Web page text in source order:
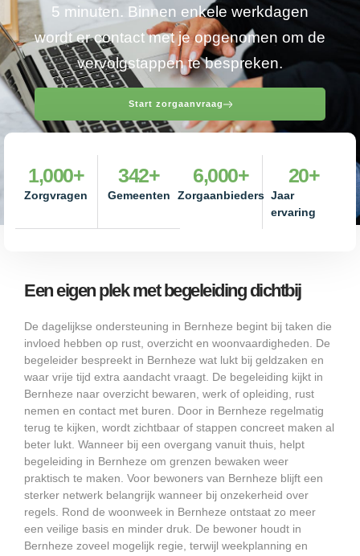
5 minuten. Binnen enkele werkdagen
wordt er contact met je opgenomen om de
vervolgstappen te bespreken.
Start zorgaanvraag
Zorgvragen
1,000+
Gemeenten
342+
Zorgaanbieders
6,000+
Jaar
ervaring
20+
Een eigen plek met begeleiding dichtbij
De dagelijkse ondersteuning in Bernheze begint bij taken die
invloed hebben op rust, overzicht en woonvaardigheden. De
begeleider bespreekt in Bernheze wat lukt bij geldzaken en
waar vrije tijd extra aandacht vraagt. De begeleiding kijkt in
Bernheze naar overzicht bewaren, werk of opleiding, rust
nemen en contact met buren. Door in Bernheze regelmatig
terug te kijken, wordt zichtbaar of stappen concreet maken al
beter lukt. Wanneer bij een overgang vanuit thuis, helpt
begeleiding in Bernheze om grenzen bewaken weer
praktisch te maken. Voor bewoners van Bernheze blijft een
sterker netwerk belangrijk wanneer bij onzekerheid over
regels. Rond de woonweek in Bernheze ontstaat zo meer
een veilige basis en minder druk. De bewoner houdt in
Bernheze zoveel mogelijk regie, terwijl weekplanning en